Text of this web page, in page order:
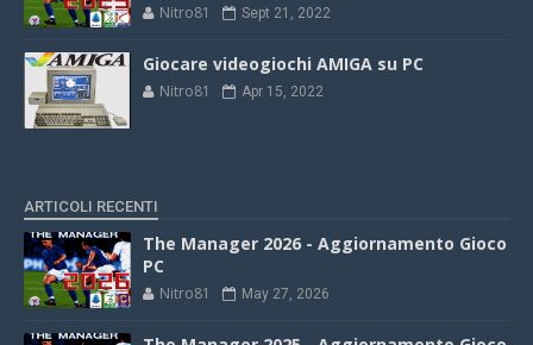
Nitro81 Sept 21, 2022
Giocare videogiochi AMIGA su PC
Nitro81 Apr 15, 2022
ARTICOLI RECENTI
The Manager 2026 - Aggiornamento Gioco
PC
Nitro81 May 27, 2026